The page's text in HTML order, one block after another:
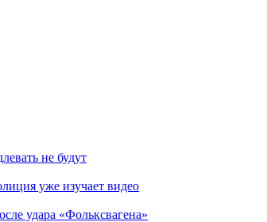
не будут
уже изучает видео
удара «Фольксвагена»